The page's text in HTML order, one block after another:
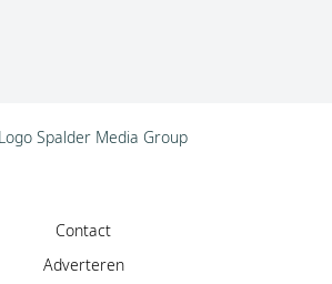
Contact
Adverteren